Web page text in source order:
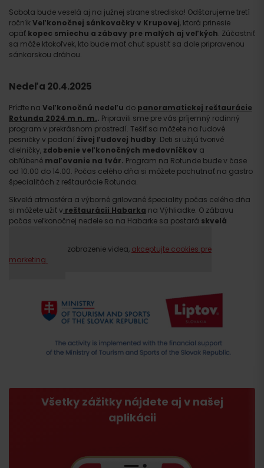
Sobota bude veselá aj na južnej strane strediska! Odštarujeme tretí
ročníkVeľkonočnej sánkovačky v Krupovej, ktorá prinesie
opäť kopec smiechu a zábavy pre malých aj veľkých. Zúčastniť
sa môže ktokoľvek, kto bude mať chuť spustiť sa dole pripravenou
sánkarskou dráhou.
Nedeľa 20.4.2025
Príďte na Veľkonočnú nedeľu do panoramatickej reštaurácie
Rotunda 2024 m n. m.. Pripravili sme pre vás príjemný rodinný
program v prekrásnom prostredí. Tešiť sa môžete na ľudové
pesničky v podaní živej ľudovej hudby. Deti si užijú tvorivé
dielničky, zdobenie veľkonočných medovníčkov a
obľúbené maľovanie na tvár. Program na Rotunde bude v čase
od 10.00 do 14.00. Počas celého dňa si môžete pochutnať na gastro
špecialitách z reštaurácie Rotunda.
Skvelá atmosféra a výborné grilované špeciality počas celého dňa
si môžete užiť v reštaurácii Habarka na Výhliadke. O zábavu
počas veľkonočnej nedele sa na Habarke sa postará skvelá
Prosím, pre zobrazenie videa, akceptujte cookies pre
marketing.
Všetky zážitky nájdete aj v našej
aplikácii